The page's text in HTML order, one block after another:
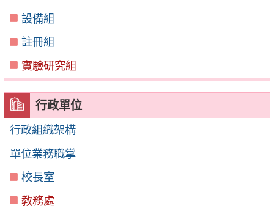
設備組
註冊組
實驗研究組
行政單位
行政組織架構
單位業務職掌
校長室
教務處